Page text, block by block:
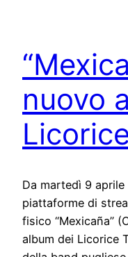
nuovo
Da martedì 9
piattaforme di
fisico “Mexicaña”
album dei Licorice